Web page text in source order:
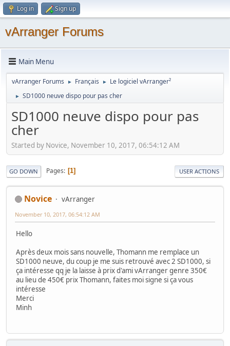
Log in Sign up
vArranger Forums
Main Menu
vArranger Forums ► Français ► Le logiciel vArranger²
► SD1000 neuve dispo pour pas cher
SD1000 neuve dispo pour pas
cher
Started by Novice, November 10, 2017, 06:54:12 AM
GO DOWN Pages 1 USER ACTIONS
Novice vArranger
November 10, 2017, 06:54:12 AM
Hello
Après deux mois sans nouvelle, Thomann me remplace un
SD1000 neuve, du coup je me suis retrouvé avec 2 SD1000, si
ça intéresse qq je la laisse à prix d'ami vArranger genre 350€
au lieu de 450€ prix Thomann, faites moi signe si ça vous
intéresse
Merci
Minh